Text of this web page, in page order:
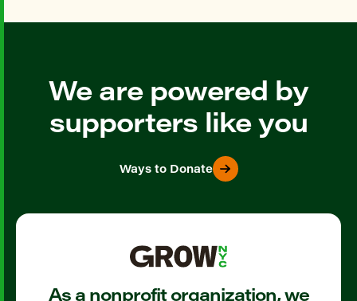
We are powered by
supporters like you
Ways to Donate
As a nonprofit organization, we